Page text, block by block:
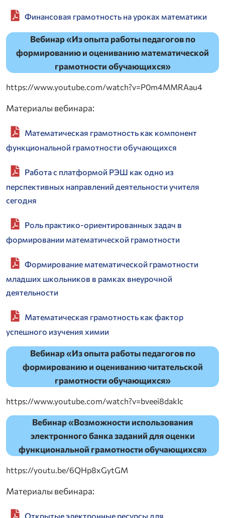
Финансовая грамотность на уроках математики
Вебинар «Из опыта работы педагогов по
формированию и оцениванию математической
грамотности обучающихся»
https://www.youtube.com/watch?v=P0m4MMRAau4
Материалы вебинара:
Математическая грамотность как компонент
функциональной грамотности обучающихся
Работа с платформой РЭШ как одно из
перспективных направлений деятельности учителя
сегодня
Роль практико-ориентированных задач в
формировании математической грамотности
Формирование математической грамотности
младших школьников в рамках внеурочной
деятельности
Математическая грамотность как фактор
успешного изучения химии
Вебинар «Из опыта работы педагогов по
формированию и оцениванию читательской
грамотности обучающихся»
https://www.youtube.com/watch?v=bveei8dakIc
Вебинар «Возможности использования
электронного банка заданий для оценки
функциональной грамотности обучающихся»
https://youtu.be/6QHp8xGytGM
Материалы вебинара:
Открытые электронные ресурсы для